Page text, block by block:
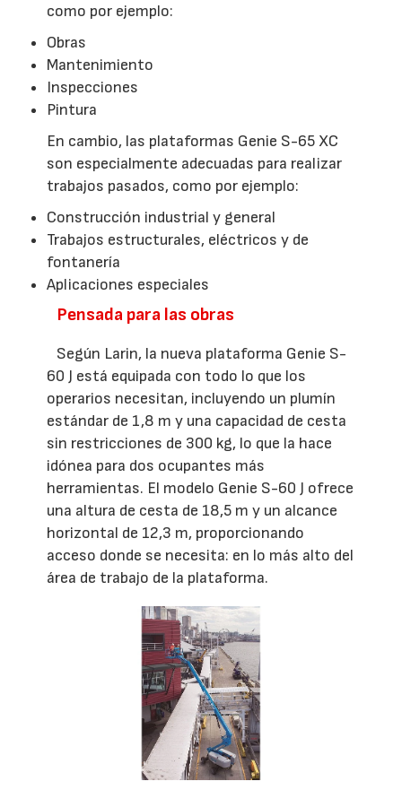
como por ejemplo:
Obras
Mantenimiento
Inspecciones
Pintura
En cambio, las plataformas Genie S-65 XC
son especialmente adecuadas para realizar
trabajos pasados, como por ejemplo:
Construcción industrial y general
Trabajos estructurales, eléctricos y de
fontanería
Aplicaciones especiales
Pensada para las obras
Según Larin, la nueva plataforma Genie S-
60 J está equipada con todo lo que los
operarios necesitan, incluyendo un plumín
estándar de 1,8 m y una capacidad de cesta
sin restricciones de 300 kg, lo que la hace
idónea para dos ocupantes más
herramientas. El modelo Genie S-60 J ofrece
una altura de cesta de 18,5 m y un alcance
horizontal de 12,3 m, proporcionando
acceso donde se necesita: en lo más alto del
área de trabajo de la plataforma.